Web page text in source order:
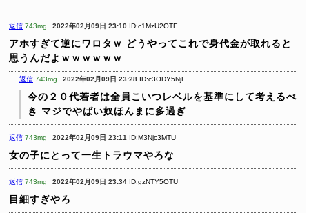
返信 743mg 2022年02月09日 23:10 ID:c1MzU2OTE
アホすぎて逆にワロタｗ
どうやってこれで身代金が取れると
思うんだよｗｗｗｗｗｗ
返信 743mg 2022年02月09日 23:28 ID:c3ODY5NjE
今の２０代若者は全員こいつレベルを基準にして考えるべ
き マジでやばい奴ほんまに多過ぎ
返信 743mg 2022年02月09日 23:11 ID:M3Njc3MTU
女の子にとって一生トラウマやろな
返信 743mg 2022年02月09日 23:34 ID:gzNTY5OTU
目細すぎやろ